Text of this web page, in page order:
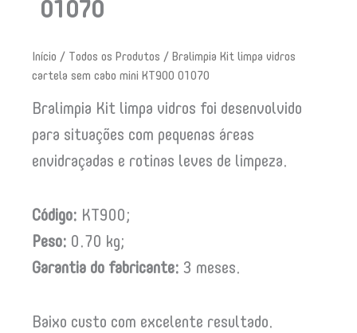
01070
Início / Todos os Produtos / Bralimpia Kit limpa vidros
cartela sem cabo mini KT900 01070
Bralimpia Kit limpa vidros foi desenvolvido
para situações com pequenas áreas
envidraçadas e rotinas leves de limpeza.
Código: KT900;
Peso: 0.70 kg;
Garantia do fabricante: 3 meses.
Baixo custo com excelente resultado.